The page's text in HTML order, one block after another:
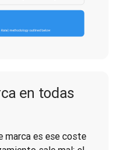
en todas
marca es ese coste